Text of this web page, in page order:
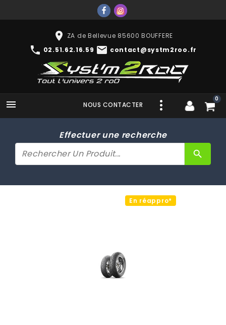
place ZA de Bellevue 85600 BOUFFERE
phone 02.51.62.16.59 mail contact@systm2roo.fr
 0
NOUS CONTACTER
Effectuer une recherche
search
En réappro*